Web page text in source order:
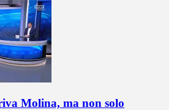
Molina, ma non solo